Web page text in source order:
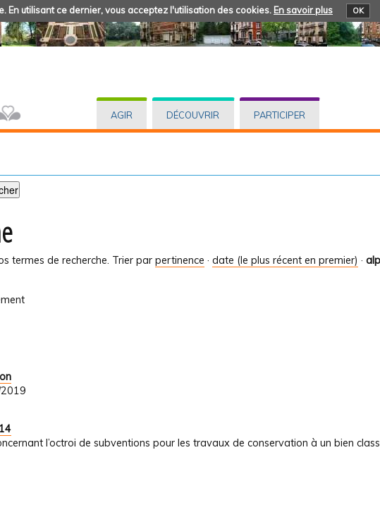
utilisant ce dernier, vous acceptez l'utilisation des cookies. En savoir plus OK
AGIR DÉCOUVRIR PARTICIPER
termes de recherche. Trier par pertinence · date (le plus récent en premier) ·
l’octroi de subventions pour les travaux de conservation à un bien